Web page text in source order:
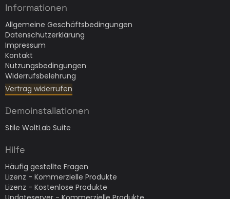
Informationen
Allgemeine Geschäftsbedingungen
Datenschutzerklärung
Impressum
Kontakt
Nutzungsbedingungen
Widerrufsbelehrung
Vertrag widerrufen
Demoinstallationen
Stile WoltLab Suite
Hilfe
Häufig gestellte Fragen
Lizenz - Kommerzielle Produkte
Lizenz - Kostenlose Produkte